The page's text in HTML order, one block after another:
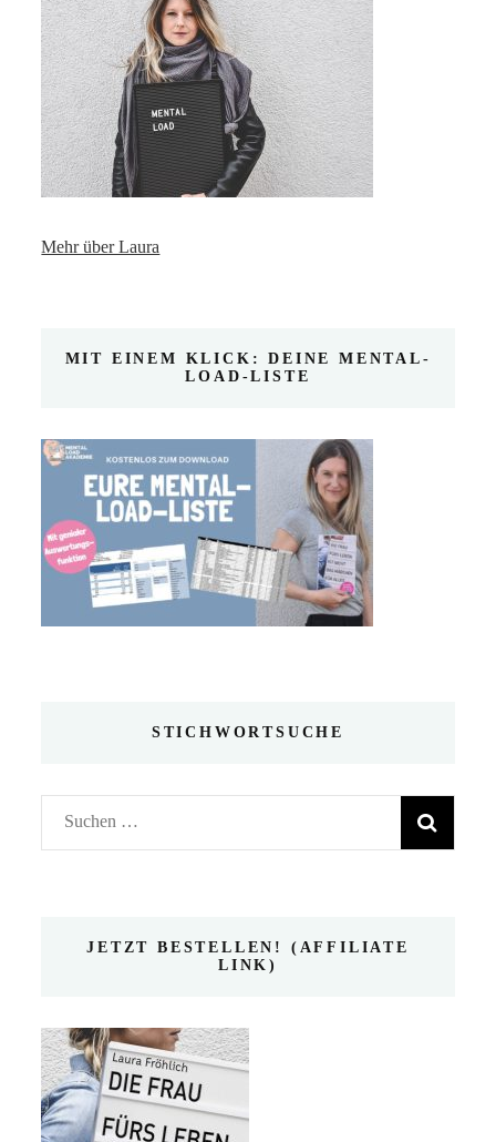
Mehr über Laura
MIT EINEM KLICK: DEINE MENTAL-
LOAD-LISTE
STICHWORTSUCHE
Suchen
nach:
JETZT BESTELLEN! (AFFILIATE
LINK)